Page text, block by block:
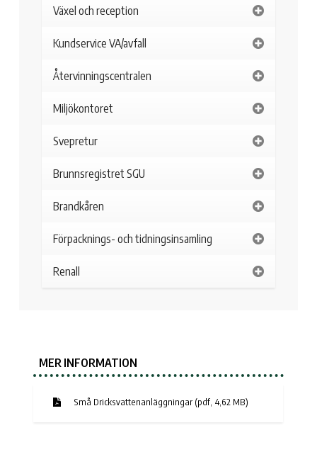
Växel och reception
Kundservice VA/avfall
Återvinningscentralen
Miljökontoret
Svepretur
Brunnsregistret SGU
Brandkåren
Förpacknings- och tidningsinsamling
Renall
MER INFORMATION
Små Dricksvattenanläggningar (pdf, 4,62 MB)